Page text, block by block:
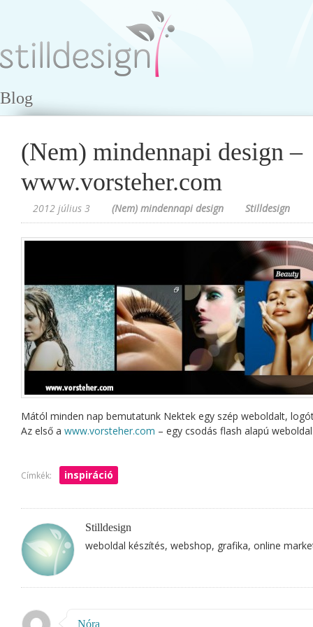
Blog
(Nem) mindennapi design –
www.vorsteher.com
2012 július 3 (Nem) mindennapi design Stilldesign
Mától minden nap bemutatunk Nektek egy szép weboldalt,
Az első a www.vorsteher.com – egy csodás flash alapú
Címkék: inspiráció
Stilldesign
weboldal készítés, webshop, grafika, online
Nóra